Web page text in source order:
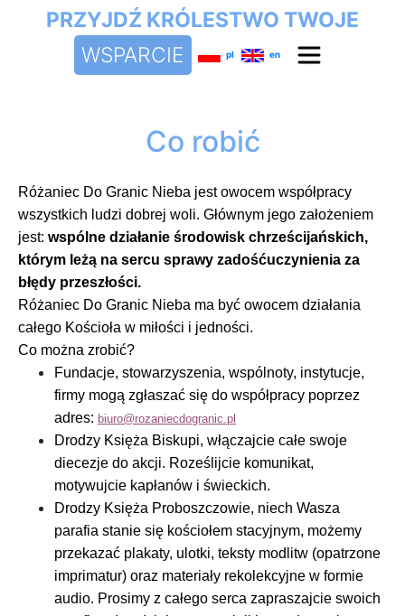
PRZYJDŹ KRÓLESTWO TWOJE
WSPARCIE
pl en
Co robić
Różaniec Do Granic Nieba jest owocem współpracy
wszystkich ludzi dobrej woli. Głównym jego założeniem
jest: wspólne działanie środowisk chrześcijańskich,
którym leżą na sercu sprawy zadośćuczynienia za
błędy przeszłości.
Różaniec Do Granic Nieba ma być owocem działania
całego Kościoła w miłości i jedności.
Co można zrobić?
Fundacje, stowarzyszenia, wspólnoty, instytucje,
firmy mogą zgłaszać się do współpracy poprzez
adres: biuro@rozaniecdogranic.pl
Drodzy Księża Biskupi, włączajcie całe swoje
diecezje do akcji. Roześlijcie komunikat,
motywujcie kapłanów i świeckich.
Drodzy Księża Proboszczowie, niech Wasza
parafia stanie się kościołem stacyjnym, możemy
przekazać plakaty, ulotki, teksty modlitw (opatrzone
imprimatur) oraz materiały rekolekcyjne w formie
audio. Prosimy z całego serca zapraszajcie swoich